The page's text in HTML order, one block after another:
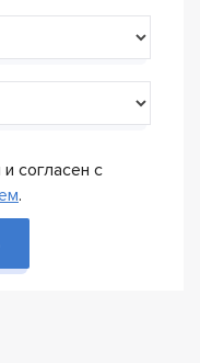
согласен с
.